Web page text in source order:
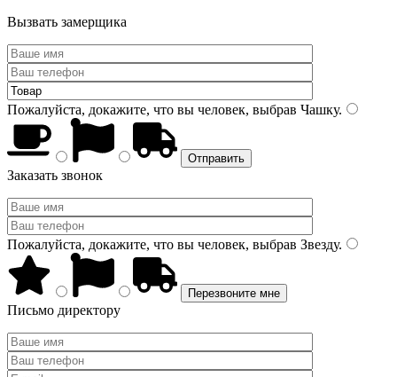
Вызвать замерщика
Пожалуйста, докажите, что вы человек, выбрав Чашку.
Заказать звонок
Пожалуйста, докажите, что вы человек, выбрав Звезду.
Письмо директору